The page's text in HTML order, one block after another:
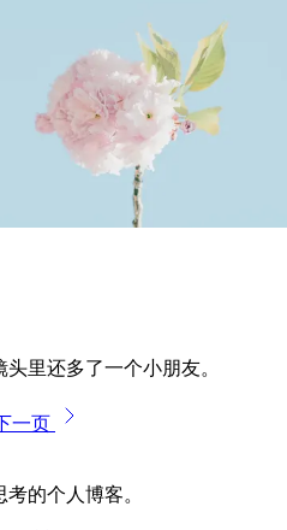
里还多了一个小朋友。
一页
的个人博客。